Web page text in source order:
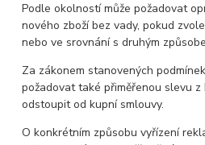
Podle okolností může požadovat
nového zboží bez vady, pokud
nebo ve srovnání s druhým
Za zákonem stanovených
požadovat také přiměřenou slevu z
odstoupit od kupní smlouvy.
O konkrétním způsobu vyřízení